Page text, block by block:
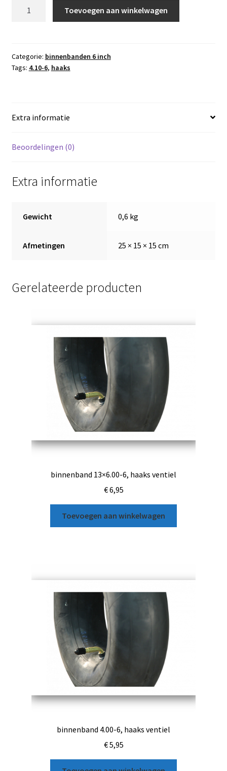
ventiel
aantal
Toevoegen aan winkelwagen
Categorie: binnenbanden 6 inch
Tags: 4.10-6, haaks
Extra informatie
Beoordelingen (0)
Extra informatie
Gewicht 0,6 kg
Afmetingen 25 × 15 × 15 cm
Gerelateerde producten
binnenband 13×6.00-6, haaks ventiel
€6,95
Toevoegen aan winkelwagen
binnenband 4.00-6, haaks ventiel
€5,95